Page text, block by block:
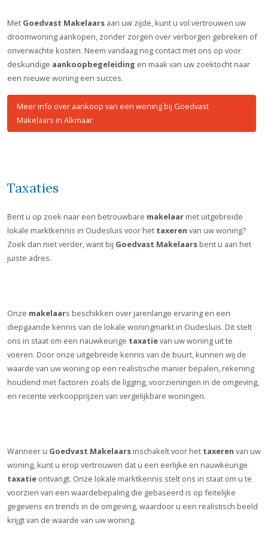
Met Goedvast Makelaars aan uw zijde, kunt u vol vertrouwen uw
droomwoning aankopen, zonder zorgen over verborgen gebreken of
onverwachte kosten. Neem vandaag nog contact met ons op voor
deskundige aankoopbegeleiding en maak van uw zoektocht naar
een nieuwe woning een succes.
Meer info over aankoop van een woning bij Goedvast
Makelaars in Alkmaar
Taxaties
Bent u op zoek naar een betrouwbare makelaar met uitgebreide
lokale marktkennis in Oudesluis voor het taxeren van uw woning?
Zoek dan niet verder, want bij Goedvast Makelaars bent u aan het
juiste adres.
Onze makelaars beschikken over jarenlange ervaring en een
diepgaande kennis van de lokale woningmarkt in Oudesluis. Dit stelt
ons in staat om een nauwkeurige taxatievan uw woning uit te
voeren. Door onze uitgebreide kennis van de buurt, kunnen wij de
waarde van uw woning op een realistische manier bepalen, rekening
houdend met factoren zoals de ligging, voorzieningen in de omgeving,
en recente verkoopprijzen van vergelijkbare woningen.
Wanneer u Goedvast Makelaars inschakelt voor het taxeren van uw
woning, kunt u erop vertrouwen dat u een eerlijke en nauwkeurige
taxatie ontvangt. Onze lokale marktkennis stelt ons in staat om u te
voorzien van een waardebepaling die gebaseerd is op feitelijke
gegevens en trends in de omgeving, waardoor u een realistisch beeld
krijgt van de waarde van uw woning.